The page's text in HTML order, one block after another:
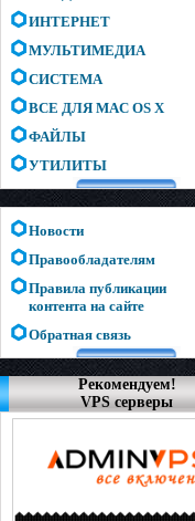
ИНТЕРНЕТ
МУЛЬТИМЕДИА
СИСТЕМА
ВСЕ ДЛЯ MAC OS X
ФАЙЛЫ
УТИЛИТЫ
Новости
Правообладателям
Правила публикации
контента на сайте
Обратная связь
Рекомендуем!
VPS серверы